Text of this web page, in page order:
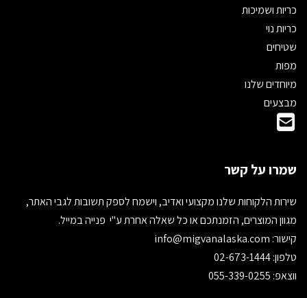
כריות ושמיכות
כריות נוי
שטיחים
מפות
מיוחדים שלנו
מבצעים
שמרו על קשר
שירות הלקוחות שלנו מקצועי ואדיב, וישמח לספק תשובות לגבי האתר,
מגוון המוצרים, הזמנתכם או כל שאלה אחרת ע"י פנייה במייל.
קישור:
טלפון: 02-673-1444
ווצאפ: 055-339-0255